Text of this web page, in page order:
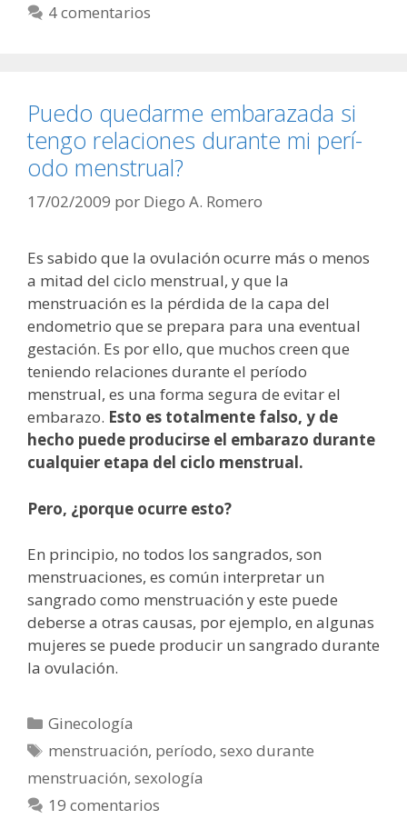
4 comentarios
Puedo quedarme embarazada si
tengo relaciones durante mi perí­
odo menstrual?
17/02/2009 por Diego A. Romero
Es sabido que la ovulación ocurre más o menos
a mitad del ciclo menstrual, y que la
menstruación es la pérdida de la capa del
endometrio que se prepara para una eventual
gestación. Es por ello, que muchos creen que
teniendo relaciones durante el período
menstrual, es una forma segura de evitar el
embarazo. Esto es totalmente falso, y de
hecho puede producirse el embarazo durante
cualquier etapa del ciclo menstrual.
Pero, ¿porque ocurre esto?
En principio, no todos los sangrados, son
menstruaciones, es común interpretar un
sangrado como menstruación y este puede
deberse a otras causas, por ejemplo, en algunas
mujeres se puede producir un sangrado durante
la ovulación.
Categorías
Ginecología
Etiquetas
menstruación, período,sexo durante
menstruación, sexología
19 comentarios